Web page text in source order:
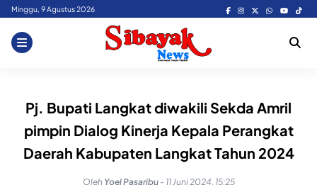
Skip
content
Minggu, 9 Agustus 2026
Pj. Bupati Langkat diwakili Sekda Amril
pimpin Dialog Kinerja Kepala Perangkat
Daerah Kabupaten Langkat Tahun 2024
Oleh Yoel Pasaribu - 11 Juni 2024, 15:25